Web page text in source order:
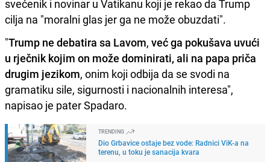
svećenik i novinar u Vatikanu koji je rekao da Trump
cilja na "moralni glas jer ga ne može obuzdati".
"Trump ne debatira sa Lavom, već ga pokušava uvući
u rječnik kojim on može dominirati, ali na papa priča
drugim jezikom, onim koji odbija da se svodi na
gramatiku sile, sigurnosti i nacionalnih interesa",
napisao je pater Spadaro.
TRENDING
Dio Grbavice ostaje bez vode: Radnici ViK-a na
terenu, u toku je sanacija kvara